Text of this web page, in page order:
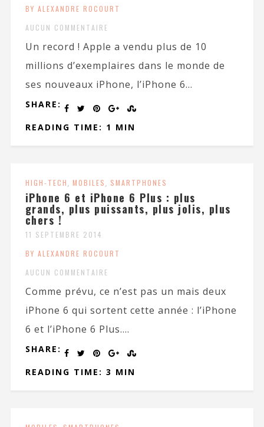
BY ALEXANDRE ROCOURT
AUCUN COMMENTAIRE
Un record ! Apple a vendu plus de 10
millions d’exemplaires dans le monde de
ses nouveaux iPhone, l’iPhone 6...
SHARE:
READING TIME: 1 MIN
HIGH-TECH, MOBILES, SMARTPHONES
iPhone 6 et iPhone 6 Plus : plus
grands, plus puissants, plus jolis, plus
chers !
11 SEPTEMBRE 2014
BY ALEXANDRE ROCOURT
AUCUN COMMENTAIRE
Comme prévu, ce n’est pas un mais deux
iPhone 6 qui sortent cette année : l’iPhone
6 et l’iPhone 6 Plus....
SHARE:
READING TIME: 3 MIN